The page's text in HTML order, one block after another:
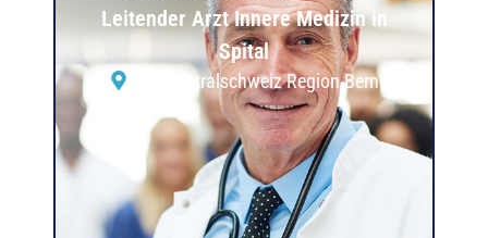
Leitender Arzt Innere Medizin in
Spital
der Zentralschweiz Region Bern